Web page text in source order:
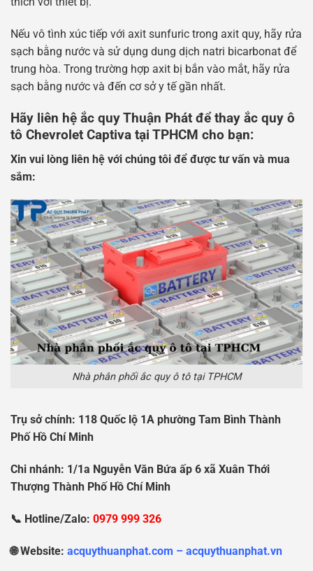
Nếu vô tình xúc tiếp với axit sunfuric trong axit quy, hãy rửa
sạch bằng nước và sử dụng dung dịch natri bicarbonat để
trung hòa. Trong trường hợp axit bị bắn vào mắt, hãy rửa
sạch bằng nước và đến cơ sở y tế gần nhất.
Hãy liên hệ ắc quy Thuận Phát để thay ắc quy ô
tô Chevrolet Captiva tại TPHCM cho bạn:
Xin vui lòng liên hệ với chúng tôi để được tư vấn và mua
sắm:
Nhà phân phối ắc quy ô tô tại TPHCM
Trụ sởchính: 118 Quốc l ộ 1A phường Tam Bình Thành
Phố Hồ Chí Minh
Chi nhánh: 1/1a Nguyễn Văn Bứa ấp 6 xã Xuân Thới
Thượng Thành PhốHồ Chí Minh
📞 Hotline/Zalo: 0979 999 326
🌐 Website: acquythuanphat.com – acquythuanphat.vn